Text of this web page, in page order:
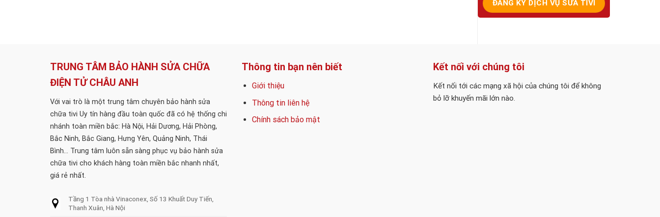
TRUNG TÂM BẢO HÀNH SỬA CHỮA
ĐIỆN TỬ CHÂU ANH
Với vai trò là một trung tâm chuyên bảo hành sửa
chữa tivi Uy tín hàng đầu toàn quốc đã có hệ thống chi
nhánh toàn miền bắc: Hà Nội, Hải Dương, Hải Phòng,
Bắc Ninh, Bắc Giang, Hưng Yên, Quảng Ninh, Thái
Bình... Trung tâm luôn sẵn sàng phục vụ bảo hành sửa
chữa tivi cho khách hàng toàn miền bắc nhanh nhất,
giá rẻ nhất.
Tầng 1 Tòa nhà Vinaconex, Số 13 Khuất Duy Tiến,
Thanh Xuân, Hà Nội
Thông tin bạn nên biết
Giới thiệu
Thông tin liên hệ
Chính sách bảo mật
Kết nối với chúng tôi
Kết nối tới các mạng xã hội của chúng tôi để không
bỏ lỡ khuyến mãi lớn nào.